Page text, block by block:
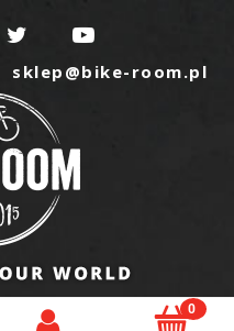
 
sklep@bike-room.pl